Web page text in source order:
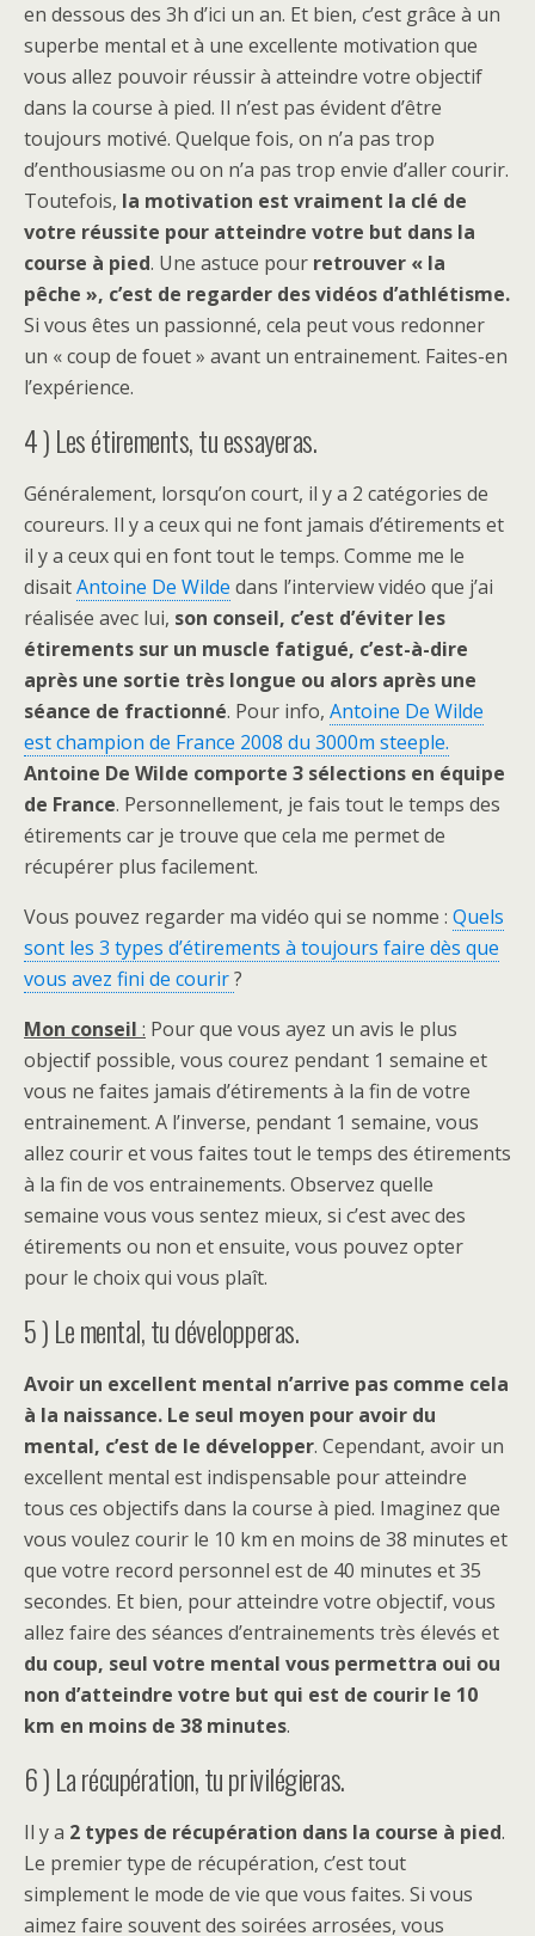
en dessous des 3h d’ici un an. Et bien, c’est grâce à un
superbe mental et à une excellente motivation que
vous allez pouvoir réussir à atteindre votre objectif
dans la course à pied. Il n’est pas évident d’être
toujours motivé. Quelque fois, on n’a pas trop
d’enthousiasme ou on n’a pas trop envie d’aller courir.
Toutefois, la motivation est vraiment la clé de
votre réussite pour atteindre votre but dans la
course à pied. Une astuce pour retrouver « la
pêche », c’est de regarder des vidéos d’athlétisme.
Si vous êtes un passionné, cela peut vous redonner
un « coup de fouet » avant un entrainement. Faites-en
l’expérience.
4 ) Les étirements, tu essayeras.
Généralement, lorsqu’on court, il y a 2 catégories de
coureurs. Il y a ceux qui ne font jamais d’étirements et
il y a ceux qui en font tout le temps. Comme me le
disaitAntoine De Wilde dans l’interview vidéo que j’ai
réalisée avec lui, son conseil, c’est d’éviter les
étirements sur un muscle fatigué, c’est-à-dire
après une sortie très longue ou alors après une
séance de fractionné. Pour info, Antoine De Wilde
est champion de France 2008 du 3000m steeple.
Antoine De Wilde comporte 3 sélections en équipe
de France. Personnellement, je fais tout le temps des
étirements car je trouve que cela me permet de
récupérer plus facilement.
Vous pouvez regarder ma vidéo qui se nomme : Quels
sont les 3 types d’étirements à toujours faire dès que
vous avez fini de courir?
Mon conseil : Pour que vous ayez un avis le plus
objectif possible, vous courez pendant 1 semaine et
vous ne faites jamais d’étirements à la fin de votre
entrainement. A l’inverse, pendant 1 semaine, vous
allez courir et vous faites tout le temps des étirements
à la fin de vos entrainements. Observez quelle
semaine vous vous sentez mieux, si c’est avec des
étirements ou non et ensuite, vous pouvez opter
pour le choix qui vous plaît.
5 ) Le mental, tu développeras.
Avoir un excellent mental n’arrive pas comme cela
à la naissance. Le seul moyen pour avoir du
mental, c’est de le développer. Cependant, avoir un
excellent mental est indispensable pour atteindre
tous ces objectifs dans la course à pied. Imaginez que
vous voulez courir le 10 km en moins de 38 minutes et
que votre record personnel est de 40 minutes et 35
secondes. Et bien, pour atteindre votre objectif, vous
allez faire des séances d’entrainements très élevés et
du coup, seul votre mental vous permettra oui ou
non d’atteindre votre but qui est de courir le 10
km en moins de 38 minutes.
6 ) La récupération, tu privilégieras.
Il y a 2 types de récupération dans la course à pied.
Le premier type de récupération, c’est tout
simplement le mode de vie que vous faites. Si vous
aimez faire souvent des soirées arrosées, vous